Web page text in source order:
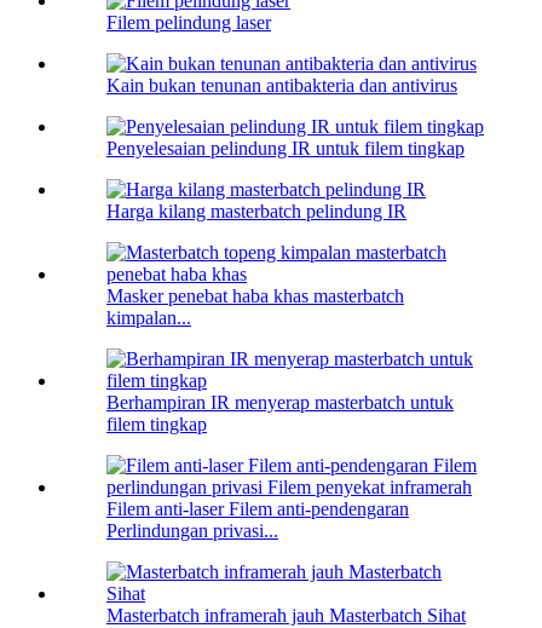
Filem pelindung laser
Kain bukan tenunan antibakteria dan antivirus
Penyelesaian pelindung IR untuk filem tingkap
Harga kilang masterbatch pelindung IR
Masker penebat haba khas masterbatch
kimpalan...
Berhampiran IR menyerap masterbatch untuk
filem tingkap
Filem anti-laser Filem anti-pendengaran
Perlindungan privasi...
Masterbatch inframerah jauh Masterbatch Sihat